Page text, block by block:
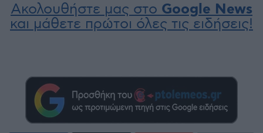
Ακολουθήστε μας στο Google News
και μάθετε πρώτοι όλες τις ειδήσεις!